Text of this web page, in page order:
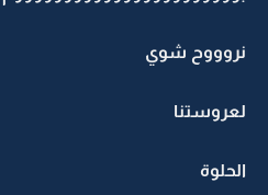
نروووح شوي
لعروستنا
الحلوة